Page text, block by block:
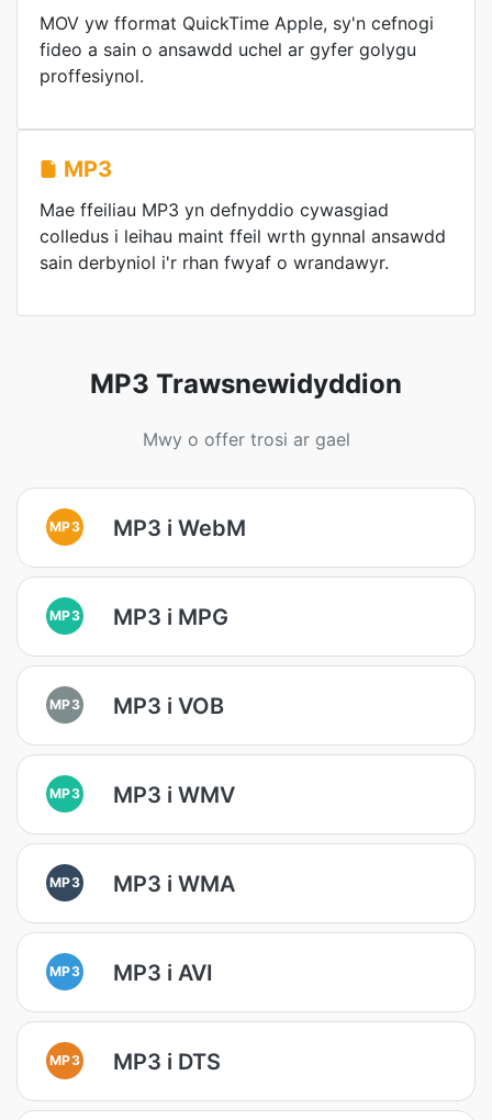
MOV yw fformat QuickTime Apple, sy'n cefnogi
fideo a sain o ansawdd uchel ar gyfer golygu
proffesiynol.
MP3
Mae ffeiliau MP3 yn defnyddio cywasgiad
colledus i leihau maint ffeil wrth gynnal ansawdd
sain derbyniol i'r rhan fwyaf o wrandawyr.
MP3 Trawsnewidyddion
Mwy o offer trosi ar gael
MP3 MP3 i WebM
MP3 MP3 i MPG
MP3 MP3 i VOB
MP3 MP3 i WMV
MP3 MP3 i WMA
MP3 MP3 i AVI
MP3 MP3 i DTS